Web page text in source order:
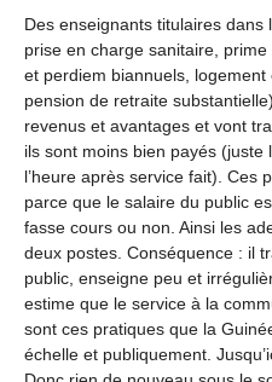
Des enseignants titulaires dans
prise en charge sanitaire,
et perdiem biannuels, logement
pension de retraite
revenus et avantages et vont
ils sont moins bien payés
l’heure après service fait). Ces
parce que le salaire du public
fasse cours ou non. Ainsi les
deux postes. Conséquence : il
public, enseigne peu et
estime que le service à la
sont ces pratiques que la
échelle et publiquement.